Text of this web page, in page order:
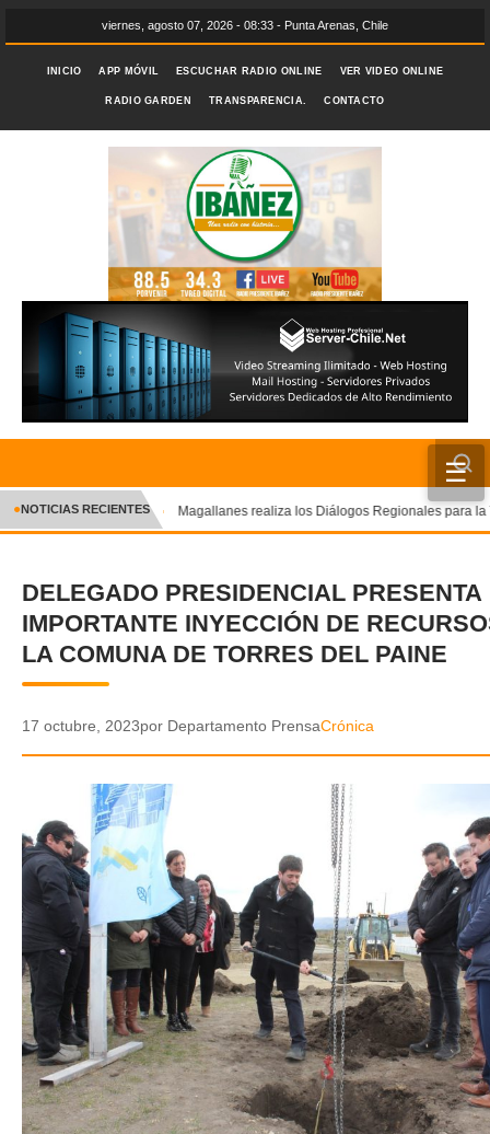
viernes, agosto 07, 2026 - 08:33 - Punta Arenas, Chile
INICIO APP MÓVIL ESCUCHAR RADIO ONLINE VER VIDEO ONLINE
RADIO GARDEN TRANSPARENCIA. CONTACTO
☰
INICIO
CRÓNICA
DEPORTES
ENTRETENIMIENTO Y CULTURA
AUDIOS
VIDEOS
GALERIA DE FOTOS
APP MÓVIL
TRANSPARENCIA
✕
●NOTICIAS RECIENTES Magallanes realiza los Diálogos Regionales para la
DELEGADO PRESIDENCIAL PRESENTA
IMPORTANTE INYECCIÓN DE
LA COMUNA DE TORRES DEL PAINE
17 octubre, 2023por Departamento PrensaCrónica